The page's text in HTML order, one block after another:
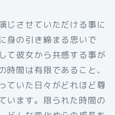
じさせていただける事に
身の引き締まる思いで
て彼女から共感する事が
時間は有限であること、
ていた日々がどれほど尊
います。限られた時間の